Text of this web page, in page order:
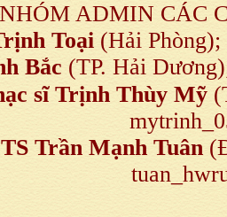
NHÓM ADMIN CÁC
Toại (Hải
Bắc (TP. Hải
sĩ Trịnh Thùy Mỹ
Trần Mạnh Tuân